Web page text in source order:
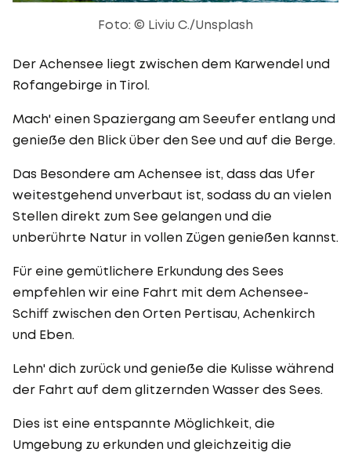
Foto: © Liviu C./Unsplash
Der Achensee liegt zwischen dem Karwendel und
Rofangebirge in Tirol.
Mach' einen Spaziergang am Seeufer entlang und
genieße den Blick über den See und auf die Berge.
Das Besondere am Achensee ist, dass das Ufer
weitestgehend unverbaut ist, sodass du an vielen
Stellen direkt zum See gelangen und die
unberührte Natur in vollen Zügen genießen kannst.
Für eine gemütlichere Erkundung des Sees
empfehlen wir eine Fahrt mit dem Achensee-
Schiff zwischen den Orten Pertisau, Achenkirch
und Eben.
Lehn' dich zurück und genieße die Kulisse während
der Fahrt auf dem glitzernden Wasser des Sees.
Dies ist eine entspannte Möglichkeit, die
Umgebung zu erkunden und gleichzeitig die